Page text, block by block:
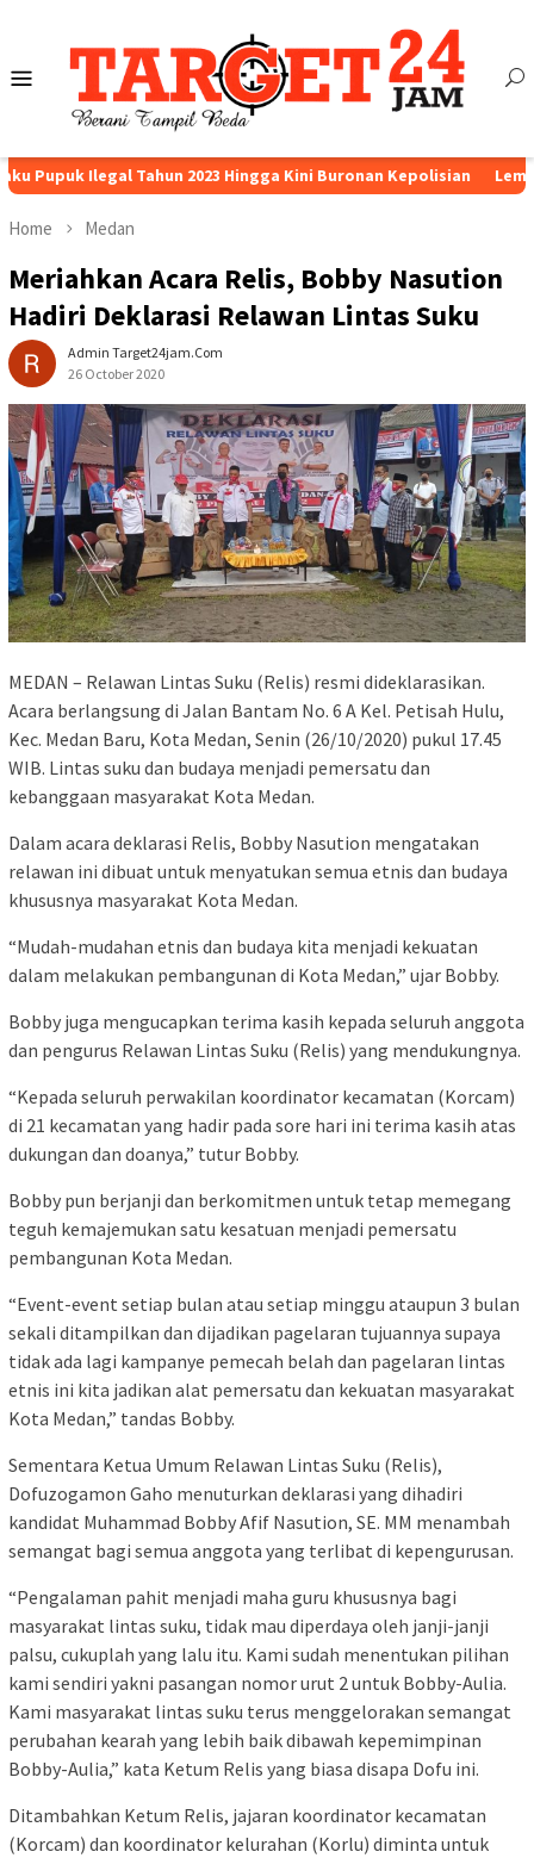
Mobile
Menu
Tahun 2023 Hingga Kini Buronan Kepolisian Lembaga
Home Medan
Meriahkan Acara Relis, Bobby Nasution
Hadiri Deklarasi Relawan Lintas Suku
Admin Target24jam.com
26 October 2020
MEDAN – Relawan Lintas Suku (Relis) resmi dideklarasikan.
Acara berlangsung di Jalan Bantam No. 6 A Kel. Petisah Hulu,
Kec. Medan Baru, Kota Medan, Senin (26/10/2020) pukul 17.45
WIB. Lintas suku dan budaya menjadi pemersatu dan
kebanggaan masyarakat Kota Medan.
Dalam acara deklarasi Relis, Bobby Nasution mengatakan
relawan ini dibuat untuk menyatukan semua etnis dan budaya
khususnya masyarakat Kota Medan.
“Mudah-mudahan etnis dan budaya kita menjadi kekuatan
dalam melakukan pembangunan di Kota Medan,” ujar Bobby.
Bobby juga mengucapkan terima kasih kepada seluruh anggota
dan pengurus Relawan Lintas Suku (Relis) yang mendukungnya.
“Kepada seluruh perwakilan koordinator kecamatan (Korcam)
di 21 kecamatan yang hadir pada sore hari ini terima kasih atas
dukungan dan doanya,” tutur Bobby.
Bobby pun berjanji dan berkomitmen untuk tetap memegang
teguh kemajemukan satu kesatuan menjadi pemersatu
pembangunan Kota Medan.
“Event-event setiap bulan atau setiap minggu ataupun 3 bulan
sekali ditampilkan dan dijadikan pagelaran tujuannya supaya
tidak ada lagi kampanye pemecah belah dan pagelaran lintas
etnis ini kita jadikan alat pemersatu dan kekuatan masyarakat
Kota Medan,” tandas Bobby.
Sementara Ketua Umum Relawan Lintas Suku (Relis),
Dofuzogamon Gaho menuturkan deklarasi yang dihadiri
kandidat Muhammad Bobby Afif Nasution, SE. MM menambah
semangat bagi semua anggota yang terlibat di kepengurusan.
“Pengalaman pahit menjadi maha guru khususnya bagi
masyarakat lintas suku, tidak mau diperdaya oleh janji-janji
palsu, cukuplah yang lalu itu. Kami sudah menentukan pilihan
kami sendiri yakni pasangan nomor urut 2 untuk Bobby-Aulia.
Kami masyarakat lintas suku terus menggelorakan semangat
perubahan kearah yang lebih baik dibawah kepemimpinan
Bobby-Aulia,” kata Ketum Relis yang biasa disapa Dofu ini.
Ditambahkan Ketum Relis, jajaran koordinator kecamatan
(Korcam) dan koordinator kelurahan (Korlu) diminta untuk